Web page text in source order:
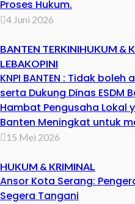
Proses Hukum.
4 Juni 2026
BANTEN TERKINIHUKUM &
LEBAKOPINI
KNPI BANTEN : Tidak
serta Dukung Dinas ESDM
Hambat Pengusaha Lokal
Banten Meningkat untuk
15 Mei 2026
HUKUM & KRIMINAL
Ansor Kota Serang:
Segera Tangani